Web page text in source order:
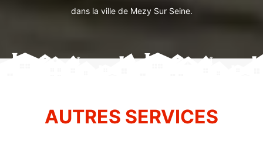
dans la ville de Mezy Sur Seine.
AUTRES SERVICES